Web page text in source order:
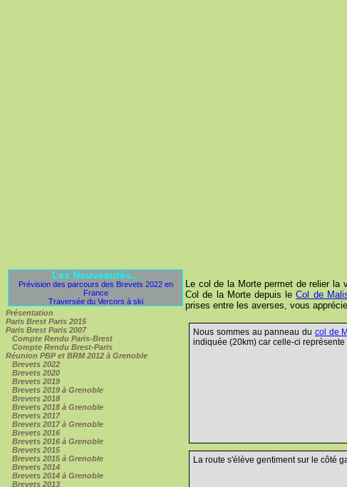
Les Nouveautés...
Prévision des parcours des Brevets 2022 en
France
Traversée du Vercors à ski
Présentation
Paris Brest Paris 2015
Paris Brest Paris 2007
Compte Rendu Paris-Brest
Compte Rendu Brest-Paris
Réunion PBP et BRM 2012 à Grenoble
Brevets 2022
Brevets 2020
Brevets 2019
Brevets 2019 à Grenoble
Brevets 2018
Brevets 2018 à Grenoble
Brevets 2017
Brevets 2017 à Grenoble
Brevets 2016
Brevets 2016 à Grenoble
Brevets 2015
Brevets 2015 à Grenoble
Brevets 2014
Brevets 2014 à Grenoble
Brevets 2013
Le col de la Morte permet de relier la
Col de la Morte depuis leCol de
prises entre les averses, vous
Nous sommes au panneau du col de
indiquée (20km) car celle-ci
La route s'élève gentiment sur le côté